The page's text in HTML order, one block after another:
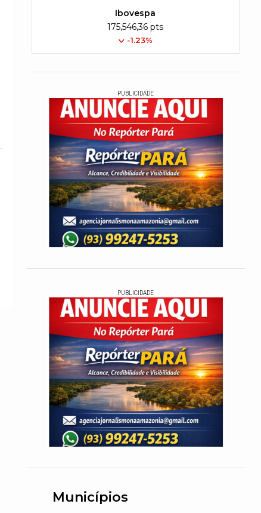
Ibovespa
175,546,36 pts
-1.23%
PUBLICIDADE
PUBLICIDADE
Municípios